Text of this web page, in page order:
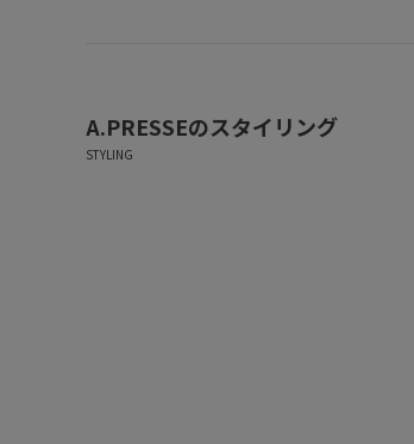
A.PRESSEのスタイリング